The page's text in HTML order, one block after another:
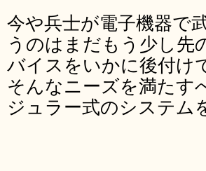
今や兵士が電子機器
うのはまだもう少し先
バイスをいかに後付け
そんなニーズを満たす
ジュラー式のシステム